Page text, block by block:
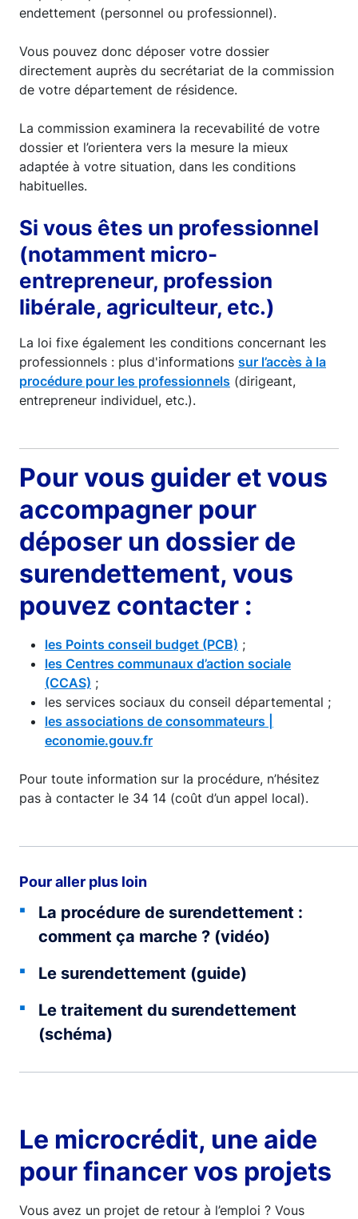
endettement (personnel ou professionnel).
Vous pouvez donc déposer votre dossier
directement auprès du secrétariat de la commission
de votre département de résidence.
La commission examinera la recevabilité de votre
dossier et l’orientera vers la mesure la mieux
adaptée à votre situation, dans les conditions
habituelles.
Si vous êtes un professionnel
(notamment micro-
entrepreneur, profession
libérale, agriculteur, etc.)
La loi fixe également les conditions concernant les
professionnels : plus d'informations sur l’accès à la
procédure pour les professionnels (dirigeant,
entrepreneur individuel, etc.).
Pour vous guider et vous
accompagner pour
déposer un dossier de
surendettement, vous
pouvez contacter :
les Points conseil budget (PCB) ;
les Centres communaux d’action sociale
(CCAS) ;
les services sociaux du conseil départemental ;
les associations de consommateurs |
economie.gouv.fr
Pour toute information sur la procédure, n’hésitez
pas à contacter le 34 14 (coût d’un appel local).
Pour aller plus loin
La procédure de surendettement :
comment ça marche ? (vidéo)
Le surendettement (guide)
Le traitement du surendettement
(schéma)
Le microcrédit, une aide
pour financer vos projets
Vous avez un projet de retour à l’emploi ? Vous